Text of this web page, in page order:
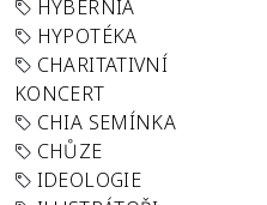
HYBERNIA
HYPOTÉKA
CHARITATIVNÍ
KONCERT
CHIA SEMÍNKA
CHŮZE
IDEOLOGIE